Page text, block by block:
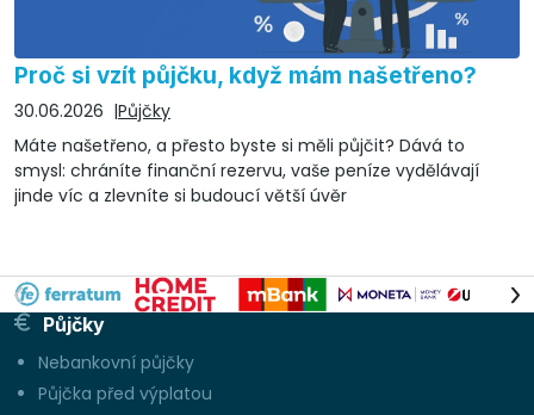
Proč si vzít půjčku, když mám našetřeno?
30.06.2026
Půjčky
Máte našetřeno, a přesto byste si měli půjčit? Dává to
smysl: chráníte finanční rezervu, vaše peníze vydělávají
jinde víc a zlevníte si budoucí větší úvěr
Půjčky
Nebankovní půjčky
Půjčka před výplatou